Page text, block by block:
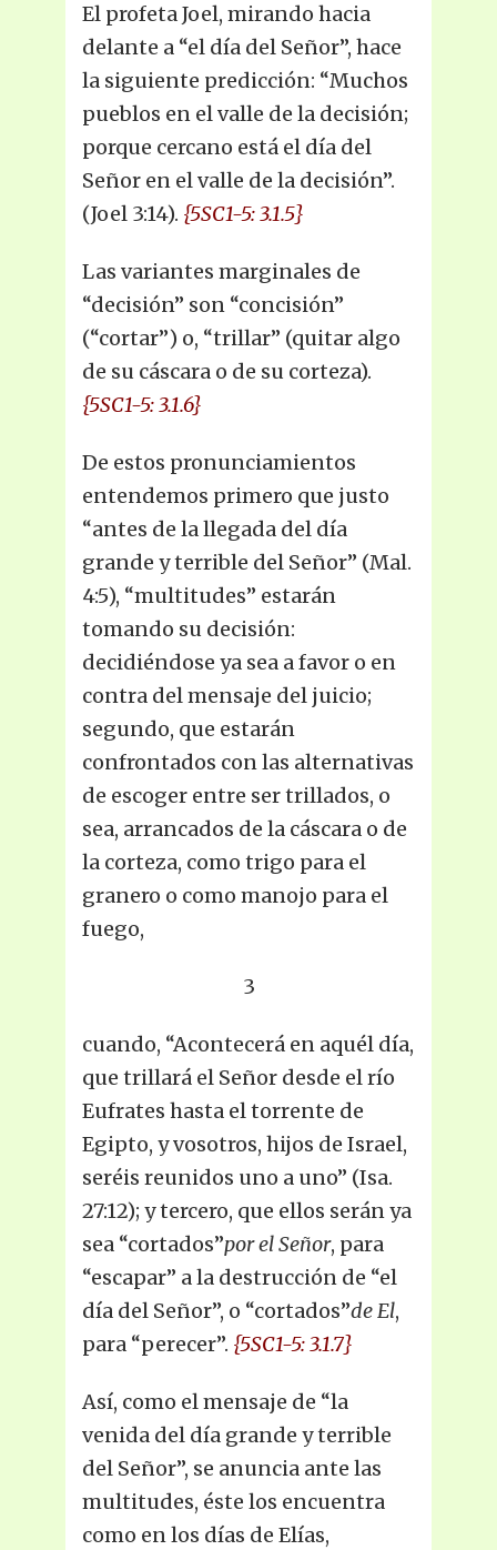
El profeta Joel, mirando hacia
delante a “el día del Señor”, hace
la siguiente predicción: “Muchos
pueblos en el valle de la decisión;
porque cercano está el día del
Señor en el valle de la decisión”.
(Joel 3:14). {5SC1-5: 3.1.5}
Las variantes marginales de
“decisión” son “concisión”
(“cortar”) o, “trillar” (quitar algo
de su cáscara o de su corteza).
{5SC1-5: 3.1.6}
De estos pronunciamientos
entendemos primero que justo
“antes de la llegada del día
grande y terrible del Señor” (Mal.
4:5), “multitudes” estarán
tomando su decisión:
decidiéndose ya sea a favor o en
contra del mensaje del juicio;
segundo, que estarán
confrontados con las alternativas
de escoger entre ser trillados, o
sea, arrancados de la cáscara o de
la corteza, como trigo para el
granero o como manojo para el
fuego,
3
cuando, “Acontecerá en aquél día,
que trillará el Señor desde el río
Eufrates hasta el torrente de
Egipto, y vosotros, hijos de Israel,
seréis reunidos uno a uno” (Isa.
27:12); y tercero, que ellos serán ya
sea “cortados”por el Señor, para
“escapar” a la destrucción de “el
día del Señor”, o “cortados”de El,
para “perecer”. {5SC1-5: 3.1.7}
Así, como el mensaje de “la
venida del día grande y terrible
del Señor”, se anuncia ante las
multitudes, éste los encuentra
como en los días de Elías,